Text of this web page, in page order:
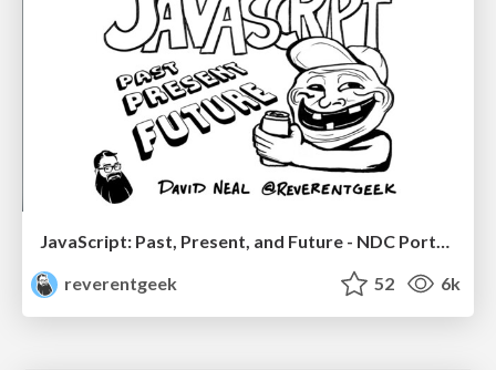
JavaScript: Past, Present, and Future - NDC Porto 2020
reverentgeek
52 6k